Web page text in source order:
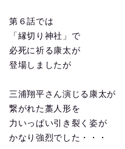
第６話では
「縁切り神社」で
必死に祈る康太が
登場しましたが
三浦翔平さん演じる康太が
繋がれた藁人形を
力いっぱい引き裂く姿が
かなり強烈でした・・・